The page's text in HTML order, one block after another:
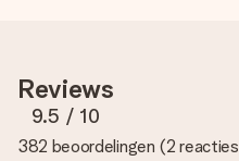
te gebruiken. Als je niet zeker
foto, neem dan contact op
je foto mee met het cadeau
de kwaliteit dan voor je
Reviews
9.5 / 10
382 beoordelingen (2 reacties